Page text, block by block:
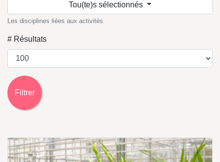
Tou(te)s sélectionnés
Les disciplines liées aux activités
# Résultats
Filtrer